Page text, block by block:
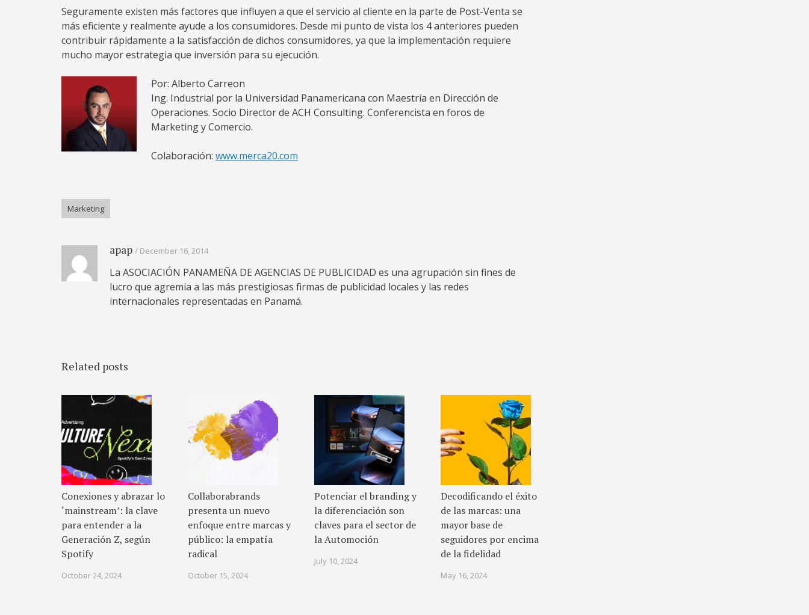
Seguramente existen más factores que influyen a que el servicio al cliente en la parte de Post-Venta se
más eficiente y realmente ayude a los consumidores. Desde mi punto de vista los 4 anteriores pueden
contribuir rápidamente a la satisfacción de dichos consumidores, ya que la implementación requiere
mucho mayor estrategia que inversión para su ejecución.
Por: Alberto Carreon
Ing. Industrial por la Universidad Panamericana con Maestría en Dirección de
Operaciones. Socio Director de ACH Consulting. Conferencista en foros de
Marketing y Comercio.
Colaboración: www.merca20.com
Marketing
apap December 16, 2014
La ASOCIACIÓN PANAMEÑA DE AGENCIAS DE PUBLICIDAD es una agrupación sin fines de
lucro que agremia a las más prestigiosas firmas de publicidad locales y las redes
internacionales representadas en Panamá.
Related posts
Conexiones y abrazar lo
‘mainstream’: la clave
para entender a la
Generación Z, según
Spotify
October 24, 2024
Collaborabrands
presenta un nuevo
enfoque entre marcas y
público: la empatía
radical
October 15, 2024
Potenciar el branding y
la diferenciación son
claves para el sector de
la Automoción
July 10, 2024
Decodificando el éxito
de las marcas: una
mayor base de
seguidores por encima
de la fidelidad
May 16, 2024